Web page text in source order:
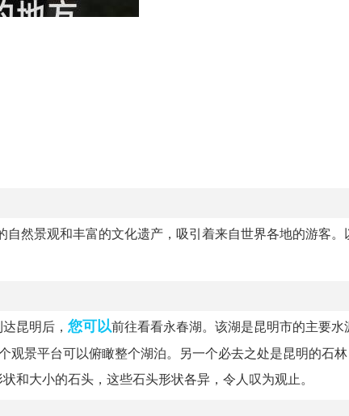
自然景观和丰富的文化遗产，吸引着来自世界各地的游客。
昆明后， 您可以前往看看永春湖。该湖是昆明市的主要水
观景平台可以俯瞰整个湖泊。另一个必去之处是昆明的石
和大小的石头，这些石头形状各异，令人叹为观止。